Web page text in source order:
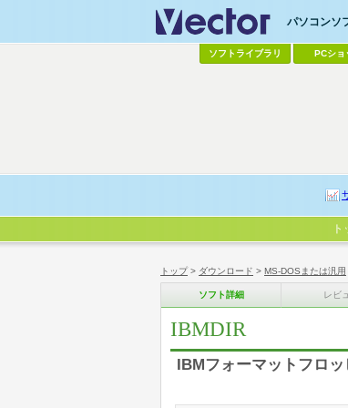
トップ> ダウンロード > MS-DOSまたは汎用
ソフト詳細 レビ
IBMDIR
IBMフォーマットフロ
パソコンソ
ソフトライブラリ PCショ
ト